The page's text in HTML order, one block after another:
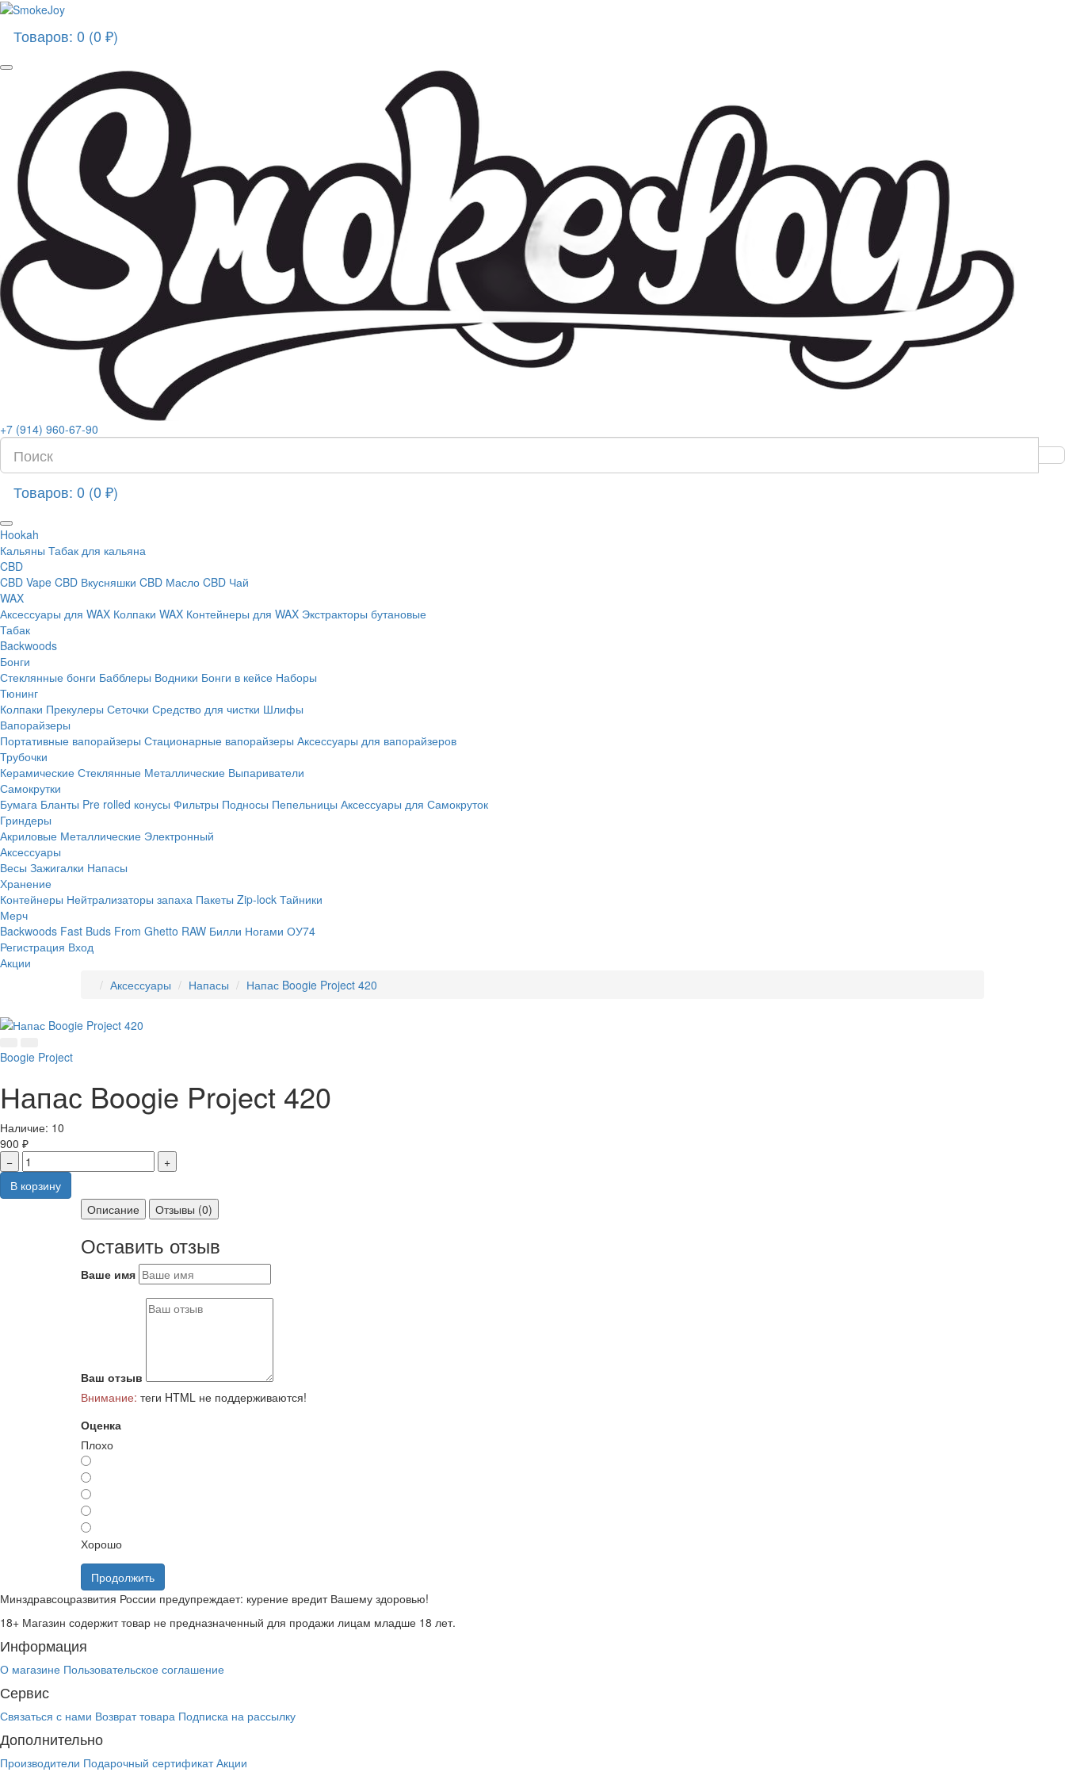
Товаров: 0 (0 ₽)
+7 (914) 960-67-90
Товаров: 0 (0 ₽)
Hookah
Кальяны Табак для кальяна
CBD
CBD Vape CBD Вкусняшки CBD Масло CBD Чай
WAX
Аксессуары для WAX Колпаки WAX Контейнеры для WAX Экстракторы бутановые
Табак
Backwoods
Бонги
Стеклянные бонги Бабблеры Водники Бонги в кейсе Наборы
Тюнинг
Колпаки Прекулеры Сеточки Средство для чистки Шлифы
Вапорайзеры
Портативные вапорайзеры Стационарные вапорайзеры Аксессуары для вапорайзеров
Трубочки
Керамические Стеклянные Металлические Выпариватели
Самокрутки
Бумага Бланты Pre rolled конусы Фильтры Подносы Пепельницы Аксессуары для Самокруток
Гриндеры
Акриловые Металлические Электронный
Аксессуары
Весы Зажигалки Напасы
Хранение
Контейнеры Нейтрализаторы запаха Пакеты Zip-lock Тайники
Мерч
Backwoods Fast Buds From Ghetto RAW Билли Ногами ОУ74
Регистрация Вход
Акции
Аксессуары
Напасы Напас Boogie Project 420
Boogie Project
Напас Boogie Project 420
Наличие: 10
900 ₽
−
+
В корзину
Описание
Отзывы (0)
Оставить отзыв
Ваше имя
Ваш отзыв
Внимание: теги HTML не поддерживаются!
Оценка
Плохо
Хорошо
Продолжить
Минздравсоцразвития России предупреждает: курение вредит Вашему здоровью!
18+ Магазин содержит товар не предназначенный для продажи лицам младше 18 лет.
Информация
О магазине Пользовательское соглашение
Сервис
Связаться с нами Возврат товара Подписка на рассылку
Дополнительно
Производители Подарочный сертификат Акции